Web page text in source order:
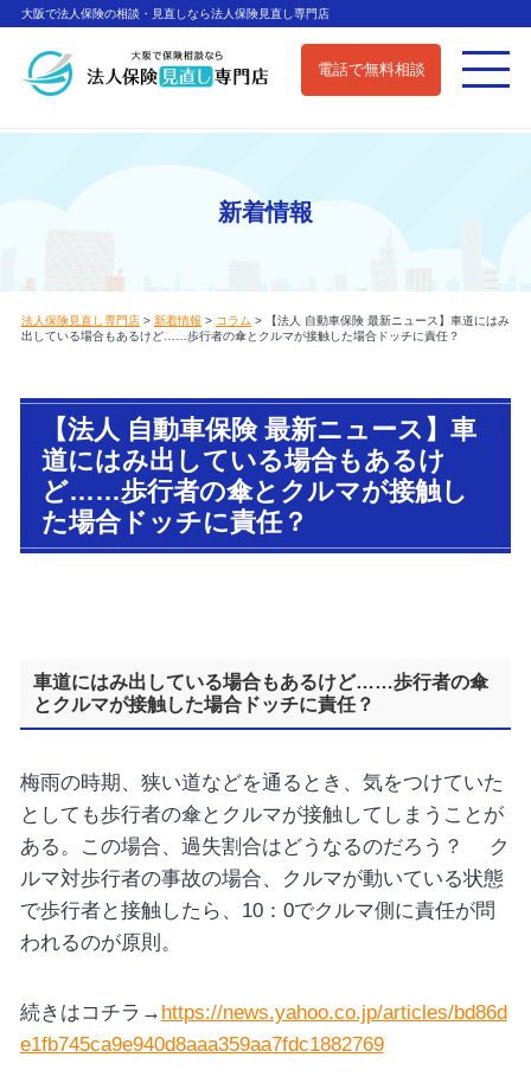
大阪で法人保険の相談・見直しなら法人保険見直し専門店
電話で無料相談
新着情報
法人保険見直し専門店> 新着情報 > コラム >
【法人 自動車保険 最新ニュース】車道にはみ
出している場合もあるけど……歩行者の傘とクルマが接触した場合ドッチに責任？
【法人 自動車保険 最新ニュース】車
道にはみ出している場合もあるけ
ど……歩行者の傘とクルマが接触し
た場合ドッチに責任？
車道にはみ出している場合もあるけど……歩行者の傘
とクルマが接触した場合ドッチに責任？
梅雨の時期、狭い道などを通るとき、気をつけていた
としても歩行者の傘とクルマが接触してしまうことが
ある。
この場合、過失割合はどうなるのだろう？ ク
ルマ対歩行者の事故の場合、クルマが動いている状態
で歩行者と接触したら、10：0でクルマ側に責任が問
われるのが原則。
続きはコチラ→ https://news.yahoo.co.jp/articles/bd86d
e1fb745ca9e940d8aaa359aa7fdc1882769